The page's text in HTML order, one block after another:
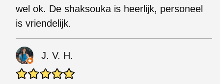
wel ok. De shaksouka is heerlijk, personeel
is vriendelijk.
J. V. H.